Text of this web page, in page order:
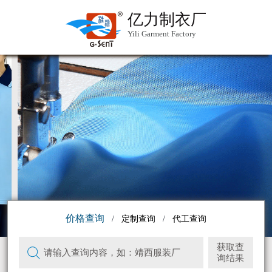
亿力制衣厂
Yili Garment Factory
靖西服装厂，专业的OEM/ODM制造解决方案
价格查询 / 定制查询 / 代工查询
请输入查询内容 ，如：靖西服装厂
获取查
询结果